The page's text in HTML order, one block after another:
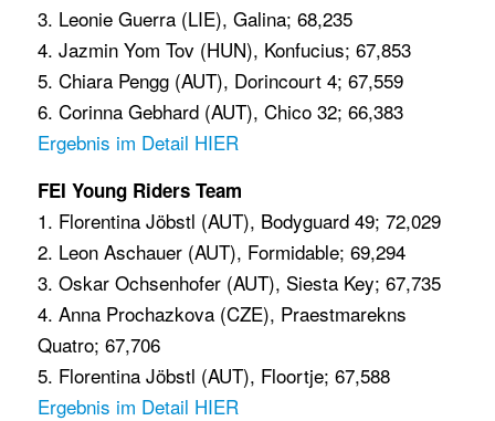
3. Leonie Guerra (LIE), Galina; 68,235
4. Jazmin Yom Tov (HUN), Konfucius; 67,853
5. Chiara Pengg (AUT), Dorincourt 4; 67,559
6. Corinna Gebhard (AUT), Chico 32; 66,383
Ergebnis im Detail HIER
FEI Young Riders Team
1. Florentina Jöbstl (AUT), Bodyguard 49; 72,029
2. Leon Aschauer (AUT), Formidable; 69,294
3. Oskar Ochsenhofer (AUT), Siesta Key; 67,735
4. Anna Prochazkova (CZE), Praestmarekns
Quatro; 67,706
5. Florentina Jöbstl (AUT), Floortje; 67,588
Ergebnis im Detail HIER